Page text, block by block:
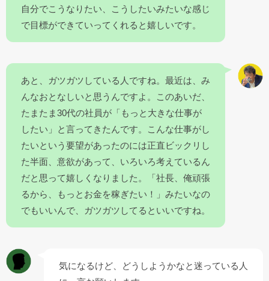
自分でこうなりたい、こうしたいみたいな感じ
で目標ができていってくれると嬉しいです。
あと、ガツガツしている人ですね。最近は、み
んなおとなしいと思うんですよ。このあいだ、
たまたま30代の社員が「もっと大きな仕事が
したい」と言ってきたんです。こんな仕事がし
たいという要望があったのには正直ビックリし
た半面、意欲があって、いろいろ考えているん
だと思って嬉しくなりました。「社長、俺頑張
るから、もっとお金を稼ぎたい！」みたいなの
でもいいんで、ガツガツしてるといいですね。
気になるけど、どうしようかなと迷っている人